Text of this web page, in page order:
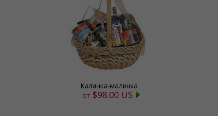
Калинка-малинка
от $98.00 US